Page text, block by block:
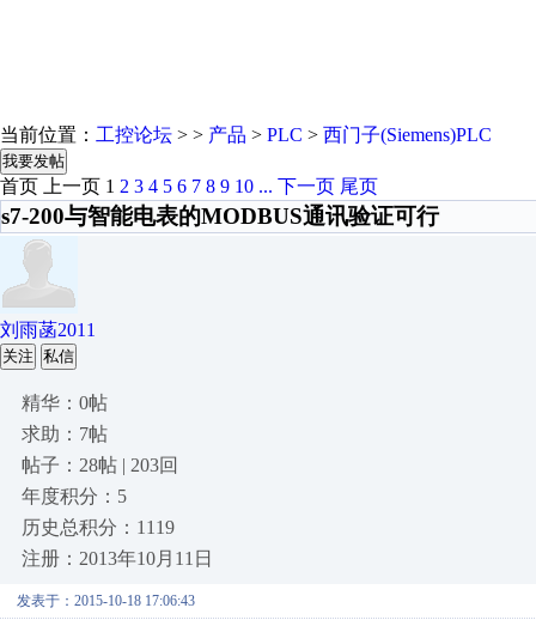
当前位置： 工控论坛 > > 产品 > PLC > 西门子(Siemens)PLC
我要发帖
首页 上一页 1 2 3 4 5 6 7 8 9 10 ... 下一页 尾页
s7-200与智能电表的MODBUS通讯验证可行
刘雨菡2011
关注 私信
精华：0帖
求助：7帖
帖子：28帖 | 203回
年度积分：5
历史总积分：1119
注册：2013年10月11日
发表于：2015-10-18 17:06:43